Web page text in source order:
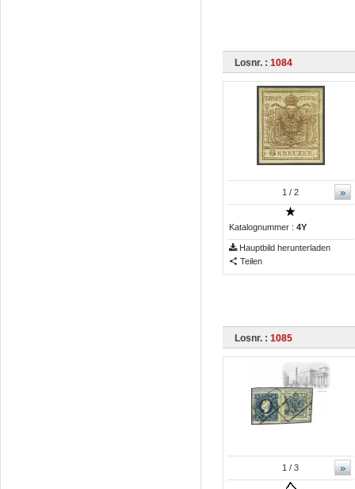
Losnr. : 1084
»
1 / 2
Katalognummer : 4Y
Hauptbild herunterladen
Teilen
Losnr. : 1085
»
1/ 3